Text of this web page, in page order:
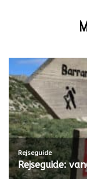
Rejseguide
Rejseguide: